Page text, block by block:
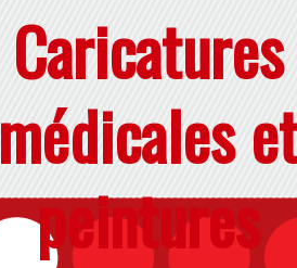
Caricatures
médicales
peintures